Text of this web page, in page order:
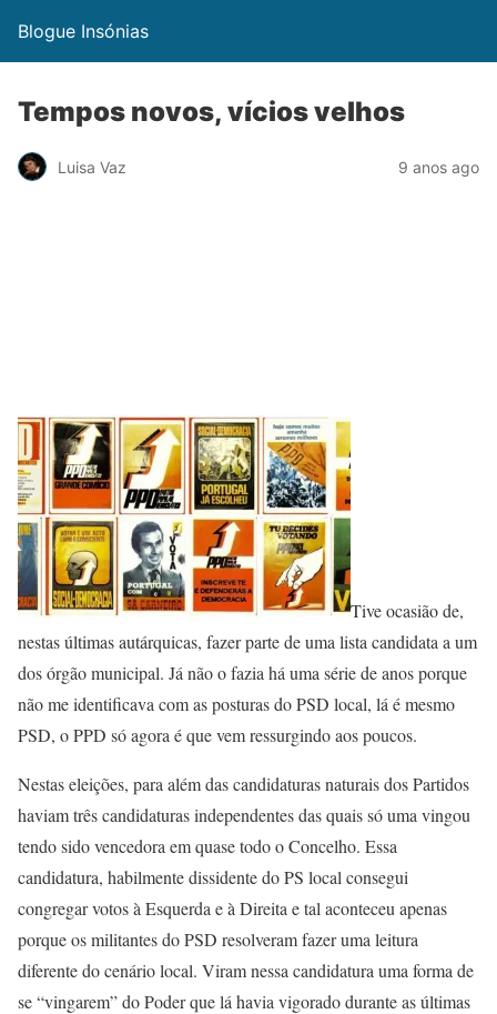
Blogue Insónias
Tempos novos, vícios velhos
Luisa Vaz 9 anos ago
Tive ocasião de,
nestas últimas autárquicas, fazer parte de uma lista candidata a um
dos órgão municipal. Já não o fazia há uma série de anos porque
não me identificava com as posturas do PSD local, lá é mesmo
PSD, o PPD só agora é que vem ressurgindo aos poucos.
Nestas eleições, para além das candidaturas naturais dos Partidos
haviam três candidaturas independentes das quais só uma vingou
tendo sido vencedora em quase todo o Concelho. Essa
candidatura, habilmente dissidente do PS local consegui
congregar votos à Esquerda e à Direita e tal aconteceu apenas
porque os militantes do PSD resolveram fazer uma leitura
diferente do cenário local. Viram nessa candidatura uma forma de
se “vingarem” do Poder que lá havia vigorado durante as últimas